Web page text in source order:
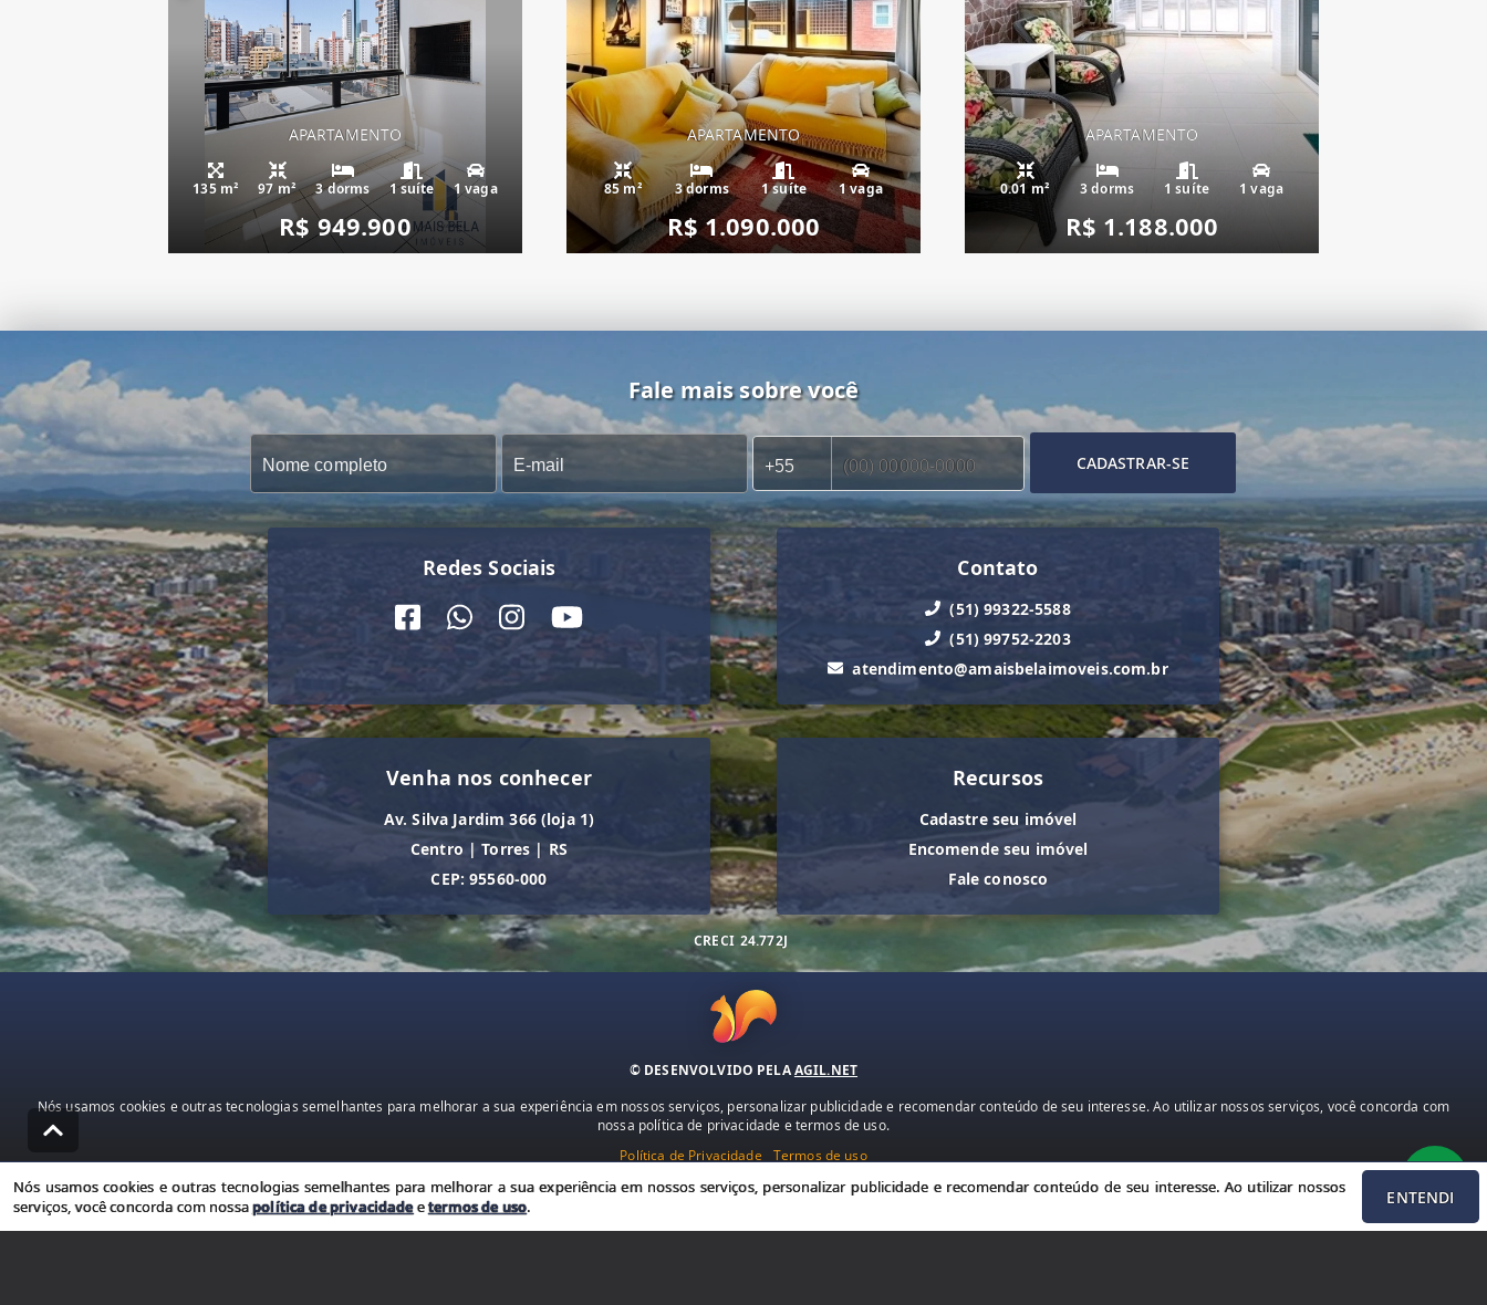
APARTAMENTO
135 m² 97 m² 3 dorms 1 suíte 1 vaga
R$ 949.900
APARTAMENTO
85 m² 3 dorms 1 suíte 1 vaga
R$ 1.090.000
APARTAMENTO
0.01 m² 3 dorms 1 suíte 1 vaga
R$ 1.188.000
Fale mais sobre você
CADASTRAR-SE
Redes Sociais Contato
(51) 99322-5588
(51) 99752-2203
atendimento@amaisbelaimoveis.com.br
Venha nos conhecer
Av. Silva Jardim 366 (loja 1)
Centro | Torres | RS
CEP: 95560-000
Recursos
Cadastre seu imóvel
Encomende seu imóvel
Fale conosco
CRECI 24.772J
© DESENVOLVIDO PELAAGIL.NET
Nós usamos cookies e outras tecnologias semelhantes para melhorar a sua experiência em nossos serviços, personalizar publicidade e recomendar conteúdo de seu interesse. Ao utilizar nossos serviços, você concorda com
nossa política de privacidade e termos de uso.
Política de Privacidade
Termos de uso
Nós usamos cookies e outras tecnologias semelhantes para melhorar a sua experiência em nossos serviços, personalizar publicidade e recomendar conteúdo de seu interesse. Ao utilizar nossos
serviços, você concorda com nossapolítica de privacidadeetermos de uso. ENTENDI